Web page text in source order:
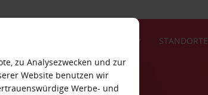
STANDORTE
zu Analysezwecken und zur
Website benutzen wir
Werbe- und